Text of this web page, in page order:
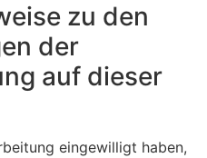
zu den
der
auf dieser
eingewilligt haben,